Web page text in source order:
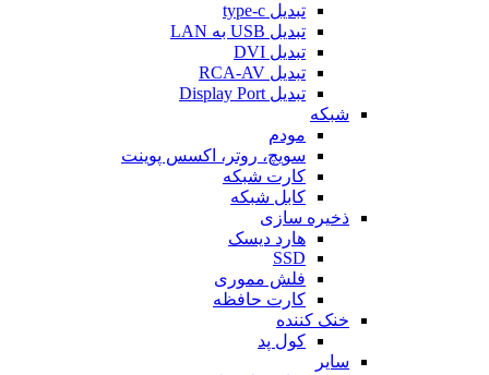
تبدیل type-c
تبدیل USB به LAN
تبدیل DVI
تبدیل RCA-AV
تبدیل Display Port
شبکه
مودم
سویچ، روتر، اکسس پوینت
کارت شبکه
کابل شبکه
ذخیره سازی
هارد دیسک
SSD
فلش مموری
کارت حافظه
خنک کننده
کول پد
سایر